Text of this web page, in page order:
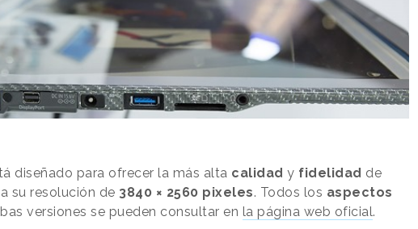
diseñado para ofrecer la más alta calidad y fidelidad de
su resolución de 3840 × 2560 pixeles. Todos los aspectos
versiones se pueden consultar en la página web oficial.